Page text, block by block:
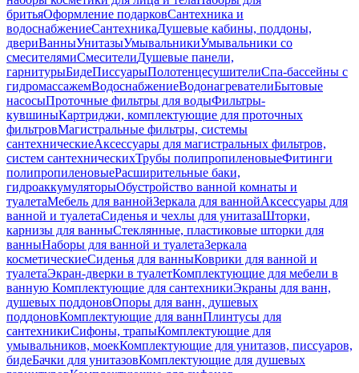
бритьяОформление подарковСантехника и
водоснабжениеСантехникаДушевые кабины, поддоны,
двериВанныУнитазыУмывальникиУмывальники со
смесителямиСмесителиДушевые панели,
гарнитурыБидеПиссуарыПолотенцесушителиСпа-бассейны с
гидромассажемВодоснабжениеВодонагревателиБытовые
насосыПроточные фильтры для водыФильтры-
кувшиныКартриджи, комплектующие для проточных
фильтровМагистральные фильтры, системы
сантехническиеАксессуары для магистральных фильтров,
систем сантехническихТрубы полипропиленовыеФитинги
полипропиленовыеРасширительные баки,
гидроаккумуляторыОбустройство ванной комнаты и
туалетаМебель для ваннойЗеркала для ваннойАксессуары для
ванной и туалетаСиденья и чехлы для унитазаШторки,
карнизы для ванныСтеклянные, пластиковые шторки для
ванныНаборы для ванной и туалетаЗеркала
косметическиеСиденья для ванныКоврики для ванной и
туалетаЭкран-дверки в туалетКомплектующие для мебели в
ванную Комплектующие для сантехникиЭкраны для ванн,
душевых поддоновОпоры для ванн, душевых
поддоновКомплектующие для ваннПлинтусы для
сантехникиСифоны, трапыКомплектующие для
умывальников, моекКомплектующие для унитазов, писсуаров,
бидеБачки для унитазовКомплектующие для душевых